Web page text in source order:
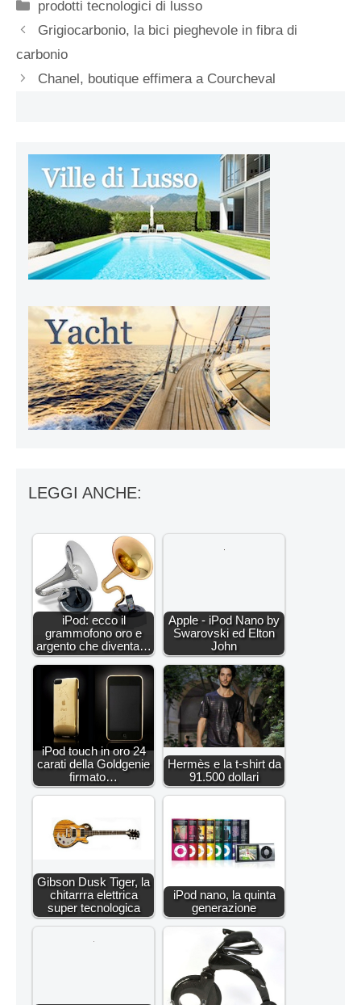
Categorie
prodotti tecnologici di lusso
Grigiocarbonio, la bici pieghevole in fibra di
carbonio
Chanel, boutique effimera a Courcheval
LEGGI ANCHE:
iPod: ecco il
grammofono oro e
argento che diventa…
Apple - iPod Nano by
Swarovski ed Elton
John
iPod touch in oro 24
carati della Goldgenie
firmato…
Hermès e la t-shirt da
91.500 dollari
Gibson Dusk Tiger, la
chitarrra elettrica
super tecnologica
iPod nano, la quinta
generazione